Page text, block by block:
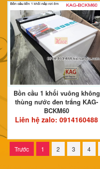
Bồn cầu 1 khối vuông không
thùng nước đen trắng KAG-
BCKM60
Liên hệ zalo: 0914160488
Trước 1 2 3 4